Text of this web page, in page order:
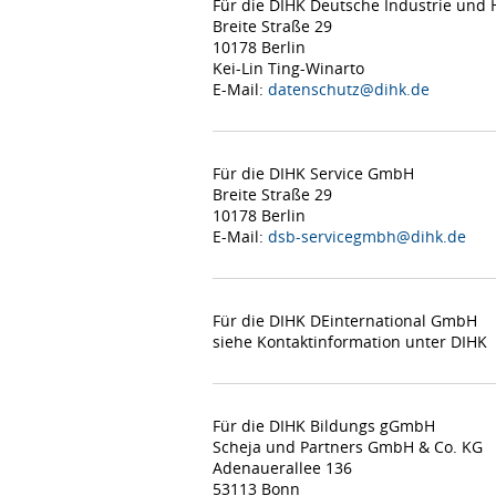
Für die DIHK Deutsche Industrie und
Breite Straße 29
10178 Berlin
Kei-Lin Ting-Winarto
E-Mail: datenschutz@dihk.de
Für die DIHK Service GmbH
Breite Straße 29
10178 Berlin
E-Mail: dsb-servicegmbh@dihk.de
Für die DIHK DEinternational GmbH
siehe Kontaktinformation unter DIHK
Für die DIHK Bildungs gGmbH
Scheja und Partners GmbH & Co. KG
Adenauerallee 136
53113 Bonn